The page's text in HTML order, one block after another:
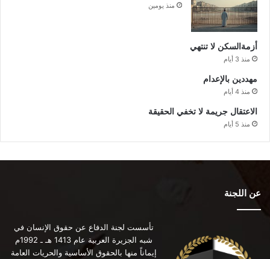
منذ يومين
أزمةالسكن لا تنتهي
منذ 3 أيام
مهددين بالإعدام
منذ 4 أيام
الاعتقال جريمة لا تخفي الحقيقة
منذ 5 أيام
عن اللجنة
تأسست لجنة الدفاع عن حقوق الإنسان في
شبه الجزيرة العربية عام 1413 هـ ـ 1992م
إيماناً منها بالحقوق الأساسية والحريات العامة